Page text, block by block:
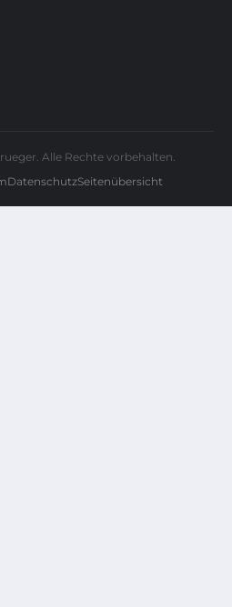
Alle Rechte vorbehalten.
DatenschutzSeitenübersicht